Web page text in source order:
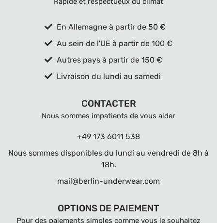
En Allemagne à partir de 50 €
Au sein de l'UE à partir de 100 €
Autres pays à partir de 150 €
Livraison du lundi au samedi
CONTACTER
Nous sommes impatients de vous aider
+49 173 6011 538
Nous sommes disponibles du lundi au vendredi de 8h à
18h.
mail@berlin-underwear.com
OPTIONS DE PAIEMENT
Pour des paiements simples comme vous le souhaitez